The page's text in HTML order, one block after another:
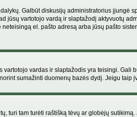
Galbūt diskusijų administratorius įjungė
jūsų vartotojo vardą ir slaptažodį aktyvuotų
el. pašto adresą arba jūsų pašto
vardas ir slaptažodis yra teisingi.
sumažinti duomenų bazės dydį. Jeigu
turi tam turėti raštišką tėvų ar globėjų